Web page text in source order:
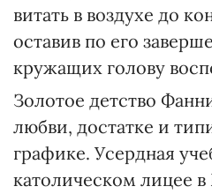
витать в воздухе до
оставив по его
кружащих голову
Золотое детство
любви, достатке и
графике. Усердная
католическом лицее